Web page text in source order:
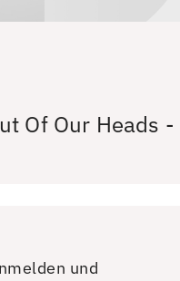
Of Our Heads -
und